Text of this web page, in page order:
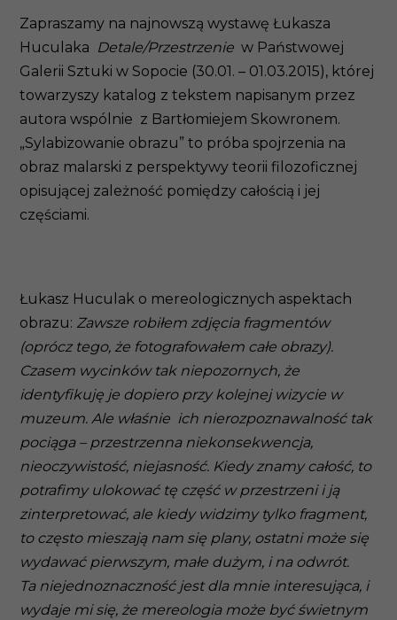
Zapraszamy na najnowszą wystawę Łukasza
Huculaka Detale/Przestrzenie w Państwowej
Galerii Sztuki w Sopocie (30.01. – 01.03.2015), której
towarzyszy katalog z tekstem napisanym przez
autora wspólnie z Bartłomiejem Skowronem.
„Sylabizowanie obrazu” to próba spojrzenia na
obraz malarski z perspektywy teorii filozoficznej
opisującej zależność pomiędzy całością i jej
częściami.
Łukasz Huculak o mereologicznych aspektach
obrazu: Zawsze robiłem zdjęcia fragmentów
(oprócz tego, że fotografowałem całe obrazy).
Czasem wycinków tak niepozornych, że
identyfikuję je dopiero przy kolejnej wizycie w
muzeum. Ale właśnie ich nierozpoznawalność tak
pociąga – przestrzenna niekonsekwencja,
nieoczywistość, niejasność. Kiedy znamy całość, to
potrafimy ulokować tę część w przestrzeni i ją
zinterpretować, ale kiedy widzimy tylko fragment,
to często mieszają nam się plany, ostatni może się
wydawać pierwszym, małe dużym, i na odwrót.
Ta niejednoznaczność jest dla mnie interesująca, i
wydaje mi się, że mereologia może być świetnym